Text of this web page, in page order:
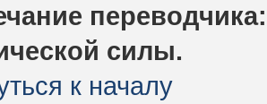
силы.
к началу